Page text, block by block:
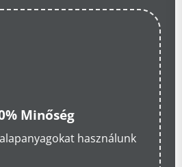
Minőség
használunk